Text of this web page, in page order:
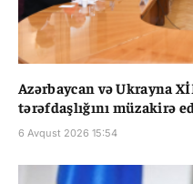
Azərbaycan və Ukrayna
tərəfdaşlığını müzakirə
6 Avqust 2026 15:54